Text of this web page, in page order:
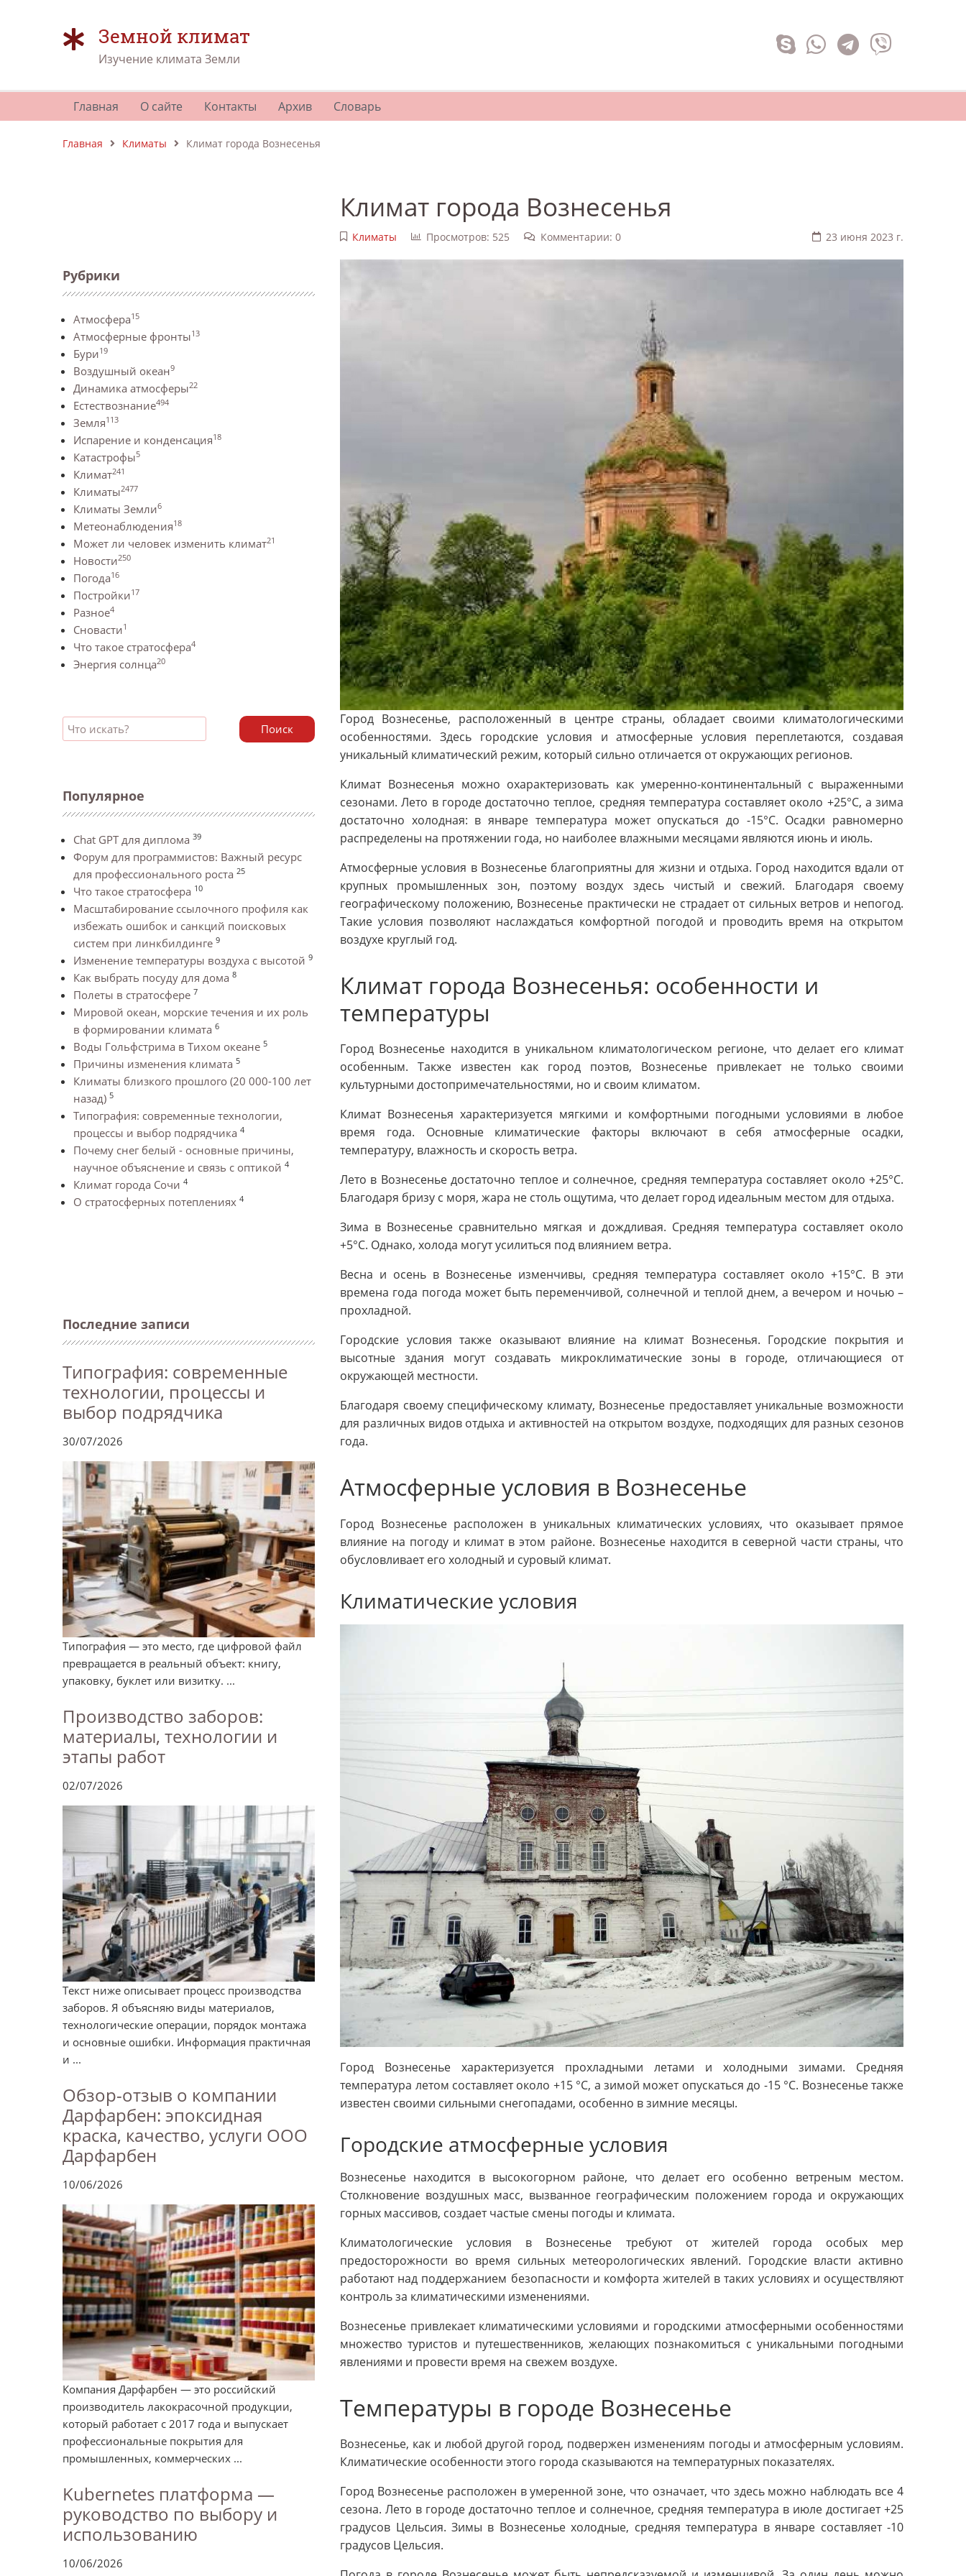
Земной климат
Изучение климата Земли
Главная О сайте Контакты Архив Словарь
Главная Климаты Климат города Вознесенья
Рубрики
Атмосфера15
Атмосферные фронты13
Бури19
Воздушный океан9
Динамика атмосферы22
Естествознание494
Земля113
Испарение и конденсация18
Катастрофы5
Климат241
Климаты2477
Климаты Земли6
Метеонаблюдения18
Может ли человек изменить климат21
Новости250
Погода16
Постройки17
Разное4
Сновасти1
Что такое стратосфера4
Энергия солнца20
Поиск
Популярное
Chat GPT для диплома 39
Форум для программистов: Важный ресурс
для профессионального роста 25
Что такое стратосфера 10
Масштабирование ссылочного профиля как
избежать ошибок и санкций поисковых
систем при линкбилдинге 9
Изменение температуры воздуха с высотой 9
Как выбрать посуду для дома 8
Полеты в стратосфере 7
Мировой океан, морские течения и их роль
в формировании климата 6
Воды Гольфстрима в Тихом океане 5
Причины изменения климата 5
Климаты близкого прошлого (20 000-100 лет
назад) 5
Типография: современные технологии,
процессы и выбор подрядчика 4
Почему снег белый - основные причины,
научное объяснение и связь с оптикой 4
Климат города Сочи 4
О стратосферных потеплениях 4
Последние записи
Типография: современные
технологии, процессы и
выбор подрядчика
30/07/2026
Типография — это место, где цифровой файл
превращается в реальный объект: книгу,
упаковку, буклет или визитку. ...
Производство заборов:
материалы, технологии и
этапы работ
02/07/2026
Текст ниже описывает процесс производства
заборов. Я объясняю виды материалов,
технологические операции, порядок монтажа
и основные ошибки. Информация практичная
и ...
Обзор-отзыв о компании
Дарфарбен: эпоксидная
краска, качество, услуги ООО
Дарфарбен
10/06/2026
Компания Дарфарбен — это российский
производитель лакокрасочной продукции,
который работает с 2017 года и выпускает
профессиональные покрытия для
промышленных, коммерческих ...
Kubernetes платформа —
руководство по выбору и
использованию
10/06/2026
Климат города Вознесенья
Климаты Просмотров: 525 Комментарии: 0 23 июня 2023 г.
Город Вознесенье, расположенный в центре страны, обладает своими климатологическими
особенностями. Здесь городские условия и атмосферные условия переплетаются, создавая
уникальный климатический режим, который сильно отличается от окружающих регионов.
Климат Вознесенья можно охарактеризовать как умеренно-континентальный с выраженными
сезонами. Лето в городе достаточно теплое, средняя температура составляет около +25°C, а зима
достаточно холодная: в январе температура может опускаться до -15°C. Осадки равномерно
распределены на протяжении года, но наиболее влажными месяцами являются июнь и июль.
Атмосферные условия в Вознесенье благоприятны для жизни и отдыха. Город находится вдали от
крупных промышленных зон, поэтому воздух здесь чистый и свежий. Благодаря своему
географическому положению, Вознесенье практически не страдает от сильных ветров и непогод.
Такие условия позволяют наслаждаться комфортной погодой и проводить время на открытом
воздухе круглый год.
Климат города Вознесенья: особенности и
температуры
Город Вознесенье находится в уникальном климатологическом регионе, что делает его климат
особенным. Также известен как город поэтов, Вознесенье привлекает не только своими
культурными достопримечательностями, но и своим климатом.
Климат Вознесенья характеризуется мягкими и комфортными погодными условиями в любое
время года. Основные климатические факторы включают в себя атмосферные осадки,
температуру, влажность и скорость ветра.
Лето в Вознесенье достаточно теплое и солнечное, средняя температура составляет около +25°C.
Благодаря бризу с моря, жара не столь ощутима, что делает город идеальным местом для отдыха.
Зима в Вознесенье сравнительно мягкая и дождливая. Средняя температура составляет около
+5°C. Однако, холода могут усилиться под влиянием ветра.
Весна и осень в Вознесенье изменчивы, средняя температура составляет около +15°C. В эти
времена года погода может быть переменчивой, солнечной и теплой днем, а вечером и ночью –
прохладной.
Городские условия также оказывают влияние на климат Вознесенья. Городские покрытия и
высотные здания могут создавать микроклиматические зоны в городе, отличающиеся от
окружающей местности.
Благодаря своему специфическому климату, Вознесенье предоставляет уникальные возможности
для различных видов отдыха и активностей на открытом воздухе, подходящих для разных сезонов
года.
Атмосферные условия в Вознесенье
Город Вознесенье расположен в уникальных климатических условиях, что оказывает прямое
влияние на погоду и климат в этом районе. Вознесенье находится в северной части страны, что
обусловливает его холодный и суровый климат.
Климатические условия
Город Вознесенье характеризуется прохладными летами и холодными зимами. Средняя
температура летом составляет около +15 °C, а зимой может опускаться до -15 °C. Вознесенье также
известен своими сильными снегопадами, особенно в зимние месяцы.
Городские атмосферные условия
Вознесенье находится в высокогорном районе, что делает его особенно ветреным местом.
Столкновение воздушных масс, вызванное географическим положением города и окружающих
горных массивов, создает частые смены погоды и климата.
Климатологические условия в Вознесенье требуют от жителей города особых мер
предосторожности во время сильных метеорологических явлений. Городские власти активно
работают над поддержанием безопасности и комфорта жителей в таких условиях и осуществляют
контроль за климатическими изменениями.
Вознесенье привлекает климатическими условиями и городскими атмосферными особенностями
множество туристов и путешественников, желающих познакомиться с уникальными погодными
явлениями и провести время на свежем воздухе.
Температуры в городе Вознесенье
Вознесенье, как и любой другой город, подвержен изменениям погоды и атмосферным условиям.
Климатические особенности этого города сказываются на температурных показателях.
Город Вознесенье расположен в умеренной зоне, что означает, что здесь можно наблюдать все 4
сезона. Лето в городе достаточно теплое и солнечное, средняя температура в июле достигает +25
градусов Цельсия. Зимы в Вознесенье холодные, средняя температура в январе составляет -10
градусов Цельсия.